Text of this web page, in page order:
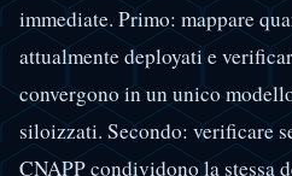
immediate. Primo: mappare
attualmente deployati e
convergono in un unico
siloizzati. Secondo: verificare
CNAPP condividono la